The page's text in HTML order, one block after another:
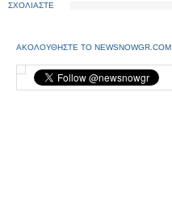
ΣΧΟΛΙΑΣΤΕ
ΑΚΟΛΟΥΘΗΣΤΕ ΤΟ NEWSNOWGR.COM